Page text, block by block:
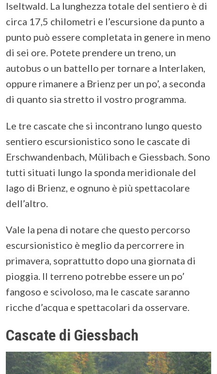
Iseltwald. La lunghezza totale del sentiero è di
circa 17,5 chilometri e l’escursione da punto a
punto può essere completata in genere in meno
di sei ore. Potete prendere un treno, un
autobus o un battello per tornare a Interlaken,
oppure rimanere a Brienz per un po’, a seconda
di quanto sia stretto il vostro programma.
Le tre cascate che si incontrano lungo questo
sentiero escursionistico sono le cascate di
Erschwandenbach, Mülibach e Giessbach. Sono
tutti situati lungo la sponda meridionale del
lago di Brienz, e ognuno è più spettacolare
dell’altro.
Vale la pena di notare che questo percorso
escursionistico è meglio da percorrere in
primavera, soprattutto dopo una giornata di
pioggia. Il terreno potrebbe essere un po’
fangoso e scivoloso, ma le cascate saranno
ricche d’acqua e spettacolari da osservare.
Cascate di Giessbach